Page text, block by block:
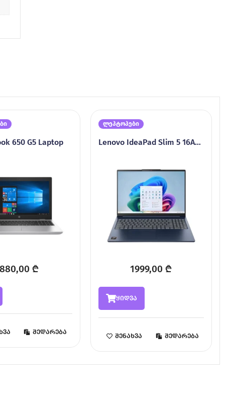
650 G5 Laptop
880,00₾
შედარება
ლეპტოპები
Lenovo IdeaPad Slim 5 16AKP10
1999,00₾
ყიდვა
შენახვა შედარება